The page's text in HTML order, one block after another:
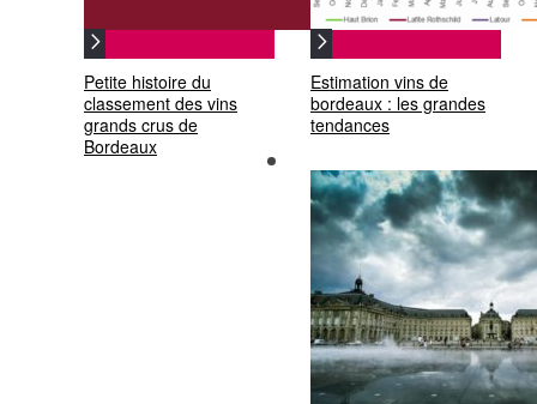
Petite histoire du
classement des vins
grands crus de
Bordeaux
Estimation vins de
bordeaux : les grandes
tendances